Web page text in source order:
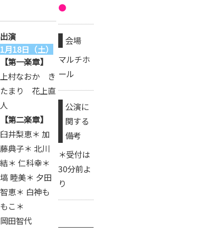
出演
1月18日（土）
【第一楽章】
上村なおか き
たまり 花上直
人
【第二楽章】
臼井梨恵＊ 加
藤典子＊ 北川
結＊ 仁科幸＊
塙 睦美＊ 夕田
智恵＊ 白神も
もこ＊
岡田智代
●
会場
マルチホ
ール
公演に
関する
備考
＊受付は
30分前よ
り